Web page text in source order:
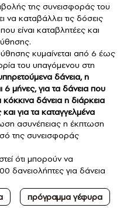
της συνεισφοράς του
να καταβάλλει τις δόσεις
είναι καταβλητέες και
κυμαίνεται από 6 έως
του υπαγόμενου στη
δάνεια, η
μήνες, για τα δάνεια που
δάνεια η διάρκεια
για τα καταγγελμένα
ασυνέπειας η έκπτωση
της συνεισφοράς
ότι μπορούν να
για δάνεια
πρόγραμμα γέφυρα